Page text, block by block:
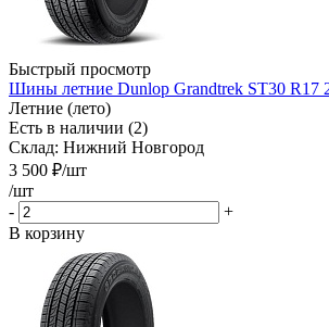
Быстрый просмотр
Шины летние Dunlop Grandtrek ST30 R17
Летние (лето)
Есть в наличии (2)
Склад: Нижний Новгород
3 500 ₽/шт
/шт
-
+
В корзину